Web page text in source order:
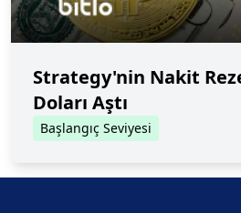
Strategy'nin Nakit
Doları Aştı
Başlangıç Seviyesi